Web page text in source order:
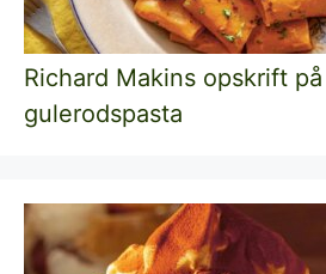
Richard Makins opskrift
gulerodspasta